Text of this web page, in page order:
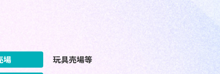
場
玩具売場等